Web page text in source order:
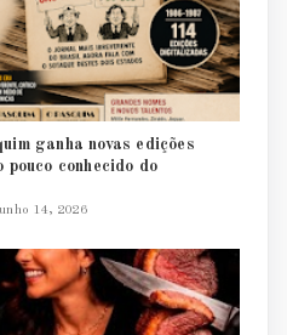
ganha novas edições
conhecido do
14, 2026